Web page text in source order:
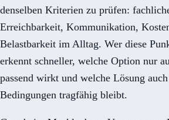
denselben Kriterien zu prüfen:
Erreichbarkeit, Kommunikation,
Belastbarkeit im Alltag. Wer diese
erkennt schneller, welche Option nur
passend wirkt und welche Lösung
Bedingungen tragfähig bleibt.